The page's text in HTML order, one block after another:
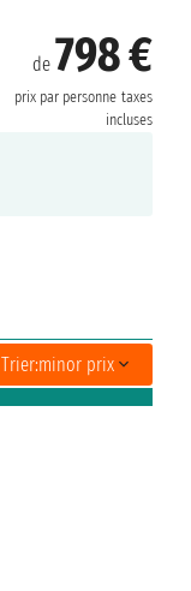
de 798 €
prix par personne taxes
incluses
Trier:minor prix